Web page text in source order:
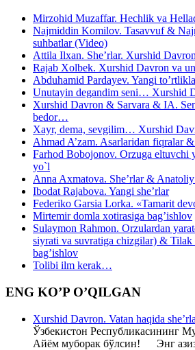
Mirzohid Muzaffar. Hechlik va
Najmiddin Komilov. Tasavvuf &
suhbatlar (Video)
Attila Ilxan. She’rlar. Xurshid
Rajab Xolbek. Xurshid Davron va
Abduhamid Pardayev. Yangi
Unutayin degandim seni… Xurshid
Xurshid Davron & Sarvara & IA.
bedor…
Xayr, dema, sevgilim… Xurshid
Ahmad A’zam. Asarlaridan fiqralar
Farhod Bobojonov. Orzuga eltuvchi
yo`l
Anna Axmatova. She’rlar &
Ibodat Rajabova. Yangi she’rlar
Federiko Garsia Lorka. «Tamarit
Mirtemir domla xotirasiga bag’ishlov
Sulaymon Rahmon. Orzulardan
siyrati va suvratiga chizgilar) & Tilak
bag’ishlov
Tolibi ilm kerak…
ENG KO’P O’QILGAN
Xurshid Davron. Vatan haqida
Ўзбекистон Республикасининг
Айём муборак бўлсин! Энг